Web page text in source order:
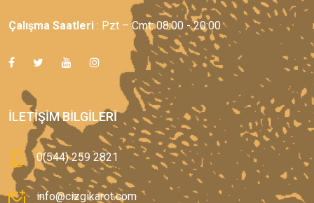
Çalışma Saatleri : Pzt – Cmt: 08:00 - 20:00
İLETIŞIM BILGILERI
0(544) 259 2821
info@cizgikarot.com